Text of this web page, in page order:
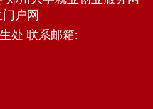
户网
处 联系邮箱: